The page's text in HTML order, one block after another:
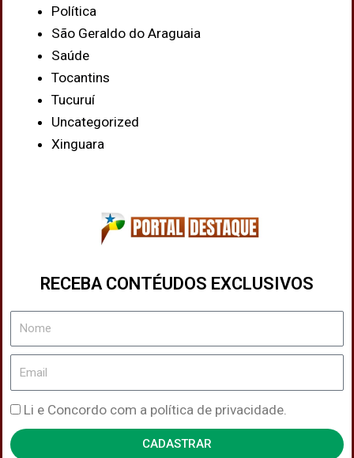
Política
São Geraldo do Araguaia
Saúde
Tocantins
Tucuruí
Uncategorized
Xinguara
RECEBA CONTÉUDOS EXCLUSIVOS
Nome
Email
Política
de
Privacidade
Li e Concordo com a política de privacidade.
CADASTRAR